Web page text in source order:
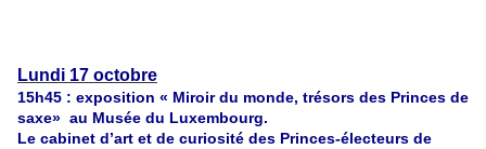
Lundi 17 octobre
15h45 : exposition « Miroir du monde, trésors des Princes de
saxe» au Musée du Luxembourg.
Le cabinet d’art et de curiosité des Princes-électeurs de